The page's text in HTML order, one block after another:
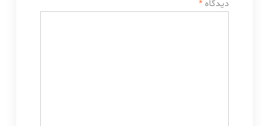
دیدگاه *